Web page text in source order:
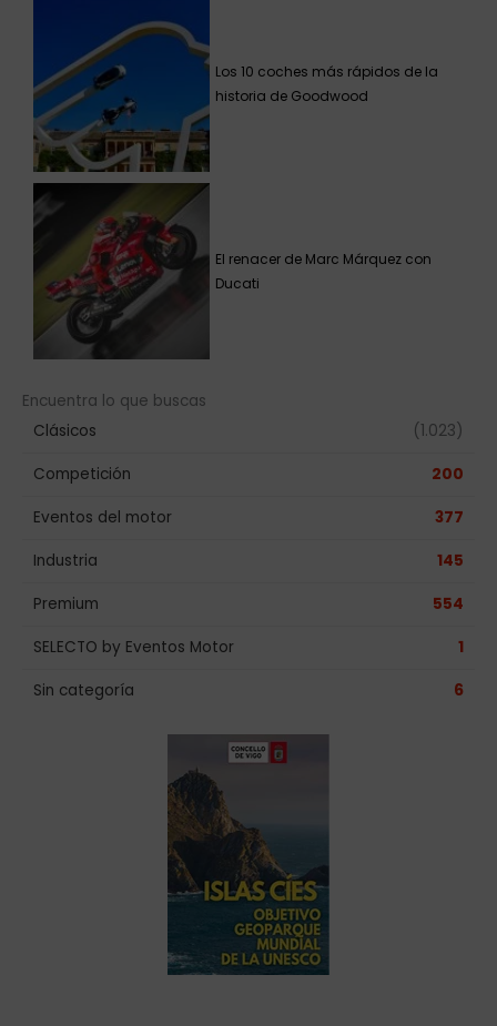
Los 10 coches más rápidos de la
historia de Goodwood
El renacer de Marc Márquez con
Ducati
Encuentra lo que buscas
Clásicos
(1.023)
Competición 200
Eventos del motor 377
Industria 145
Premium 554
SELECTO by Eventos Motor 1
Sin categoría 6